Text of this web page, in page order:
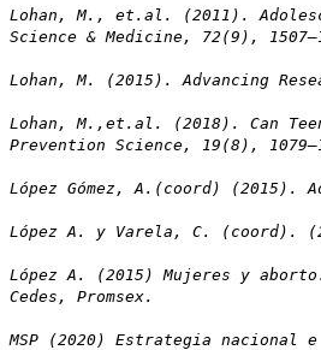
Lohan, M., et.al. (2011).
Science & Medicine, 72(9),
Lohan, M. (2015). Advancing
Lohan, M.,et.al. (2018). Can
Prevention Science, 19(8),
López Gómez, A.(coord) (2015).
López A. y Varela, C. (coord).
López A. (2015) Mujeres y
Cedes, Promsex.
MSP (2020) Estrategia nacional